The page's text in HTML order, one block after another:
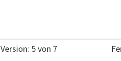
Version: 5 von 7